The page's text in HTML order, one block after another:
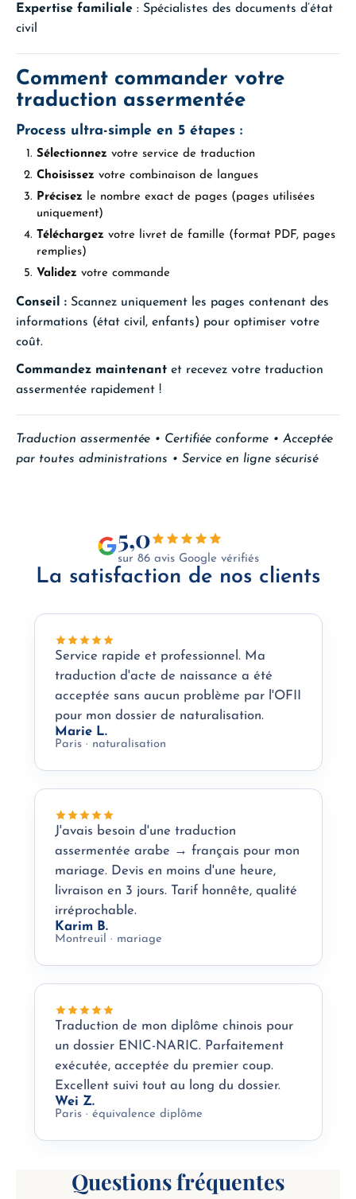
Expertise familiale : Spécialistes des documents d’état
civil
Comment commander votre
traduction assermentée
Process ultra-simple en 5 étapes :
Sélectionnez votre service de traduction
Choisissez votre combinaison de langues
Précisez le nombre exact de pages (pages utilisées
uniquement)
Téléchargez votre livret de famille (format PDF, pages
remplies)
Validez votre commande
Conseil : Scannez uniquement les pages contenant des
informations (état civil, enfants) pour optimiser votre
coût.
Commandez maintenant et recevez votre traduction
assermentée rapidement !
Traduction assermentée • Certifiée conforme • Acceptée
par toutes administrations • Service en ligne sécurisé
5,0
sur 86 avis Google vérifiés
La satisfaction de nos clients
Service rapide et professionnel. Ma
traduction d'acte de naissance a été
acceptée sans aucun problème par l'OFII
pour mon dossier de naturalisation.
Marie L.
Paris · naturalisation
J'avais besoin d'une traduction
assermentée arabe → français pour mon
mariage. Devis en moins d'une heure,
livraison en 3 jours. Tarif honnête, qualité
irréprochable.
Karim B.
Montreuil · mariage
Traduction de mon diplôme chinois pour
un dossier ENIC-NARIC. Parfaitement
exécutée, acceptée du premier coup.
Excellent suivi tout au long du dossier.
Wei Z.
Paris · équivalence diplôme
Questions fréquentes